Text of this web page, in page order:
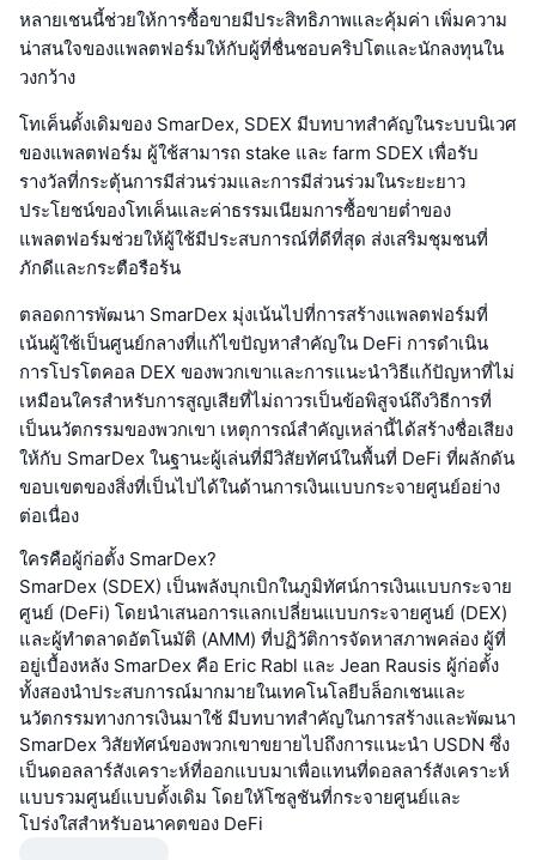
หลายเชนนี้ช่วยให้การซื้อขายมีประสิทธิภาพและคุ้มค่า เพิ่มความ
น่าสนใจของแพลตฟอร์มให้กับผู้ที่ชื่นชอบคริปโตและนักลงทุนใน
วงกว้าง
โทเค็นดั้งเดิมของ SmarDex, SDEX มีบทบาทสำคัญในระบบนิเวศ
ของแพลตฟอร์ม ผู้ใช้สามารถ stake และ farm SDEX เพื่อรับ
รางวัลที่กระตุ้นการมีส่วนร่วมและการมีส่วนร่วมในระยะยาว
ประโยชน์ของโทเค็นและค่าธรรมเนียมการซื้อขายต่ำของ
แพลตฟอร์มช่วยให้ผู้ใช้มีประสบการณ์ที่ดีที่สุด ส่งเสริมชุมชนที่
ภักดีและกระตือรือร้น
ตลอดการพัฒนา SmarDex มุ่งเน้นไปที่การสร้างแพลตฟอร์มที่
เน้นผู้ใช้เป็นศูนย์กลางที่แก้ไขปัญหาสำคัญใน DeFi การดำเนิน
การโปรโตคอล DEX ของพวกเขาและการแนะนำวิธีแก้ปัญหาที่ไม่
เหมือนใครสำหรับการสูญเสียที่ไม่ถาวรเป็นข้อพิสูจน์ถึงวิธีการที่
เป็นนวัตกรรมของพวกเขา เหตุการณ์สำคัญเหล่านี้ได้สร้างชื่อเสียง
ให้กับ SmarDex ในฐานะผู้เล่นที่มีวิสัยทัศน์ในพื้นที่ DeFi ที่ผลักดัน
ขอบเขตของสิ่งที่เป็นไปได้ในด้านการเงินแบบกระจายศูนย์อย่าง
ต่อเนื่อง
ใครคือผู้ก่อตั้ง SmarDex?
SmarDex (SDEX) เป็นพลังบุกเบิกในภูมิทัศน์การเงินแบบกระจาย
ศูนย์ (DeFi) โดยนำเสนอการแลกเปลี่ยนแบบกระจายศูนย์ (DEX)
และผู้ทำตลาดอัตโนมัติ (AMM) ที่ปฏิวัติการจัดหาสภาพคล่อง ผู้ที่
อยู่เบื้องหลัง SmarDex คือ Eric Rabl และ Jean Rausis ผู้ก่อตั้ง
ทั้งสองนำประสบการณ์มากมายในเทคโนโลยีบล็อกเชนและ
นวัตกรรมทางการเงินมาใช้ มีบทบาทสำคัญในการสร้างและพัฒนา
SmarDex วิสัยทัศน์ของพวกเขาขยายไปถึงการแนะนำ USDN ซึ่ง
เป็นดอลลาร์สังเคราะห์ที่ออกแบบมาเพื่อแทนที่ดอลลาร์สังเคราะห์
แบบรวมศูนย์แบบดั้งเดิม โดยให้โซลูชันที่กระจายศูนย์และ
โปร่งใสสำหรับอนาคตของ DeFi